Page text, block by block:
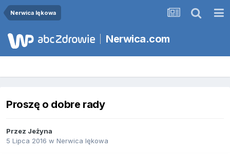
Nerwica lękowa
Nerwica.com
Proszę o dobre rady
Przez Jeżyna
5 Lipca 2016 w Nerwica lękowa